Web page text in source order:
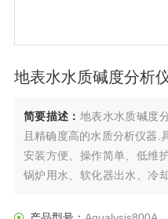
地表水水质碱度分析
简要描述： 地表水水质碱度
且精确度高的水质分析仪器.
安装方便、操作简单、低维
锅炉用水、软化器出水、冷